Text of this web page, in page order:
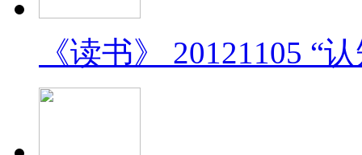
《读书》 20121105 “